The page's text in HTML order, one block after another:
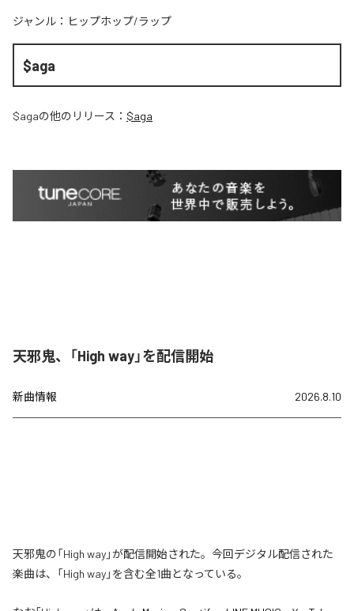
ジャンル： ヒップホップ/ラップ
$aga
$agaの他のリリース： $aga
天邪鬼、「High way」を配信開始
新曲情報 2026.8.10
天邪鬼の「High way」が配信開始された。今回デジタル配信された
楽曲は、「High way」を含む全1曲となっている。